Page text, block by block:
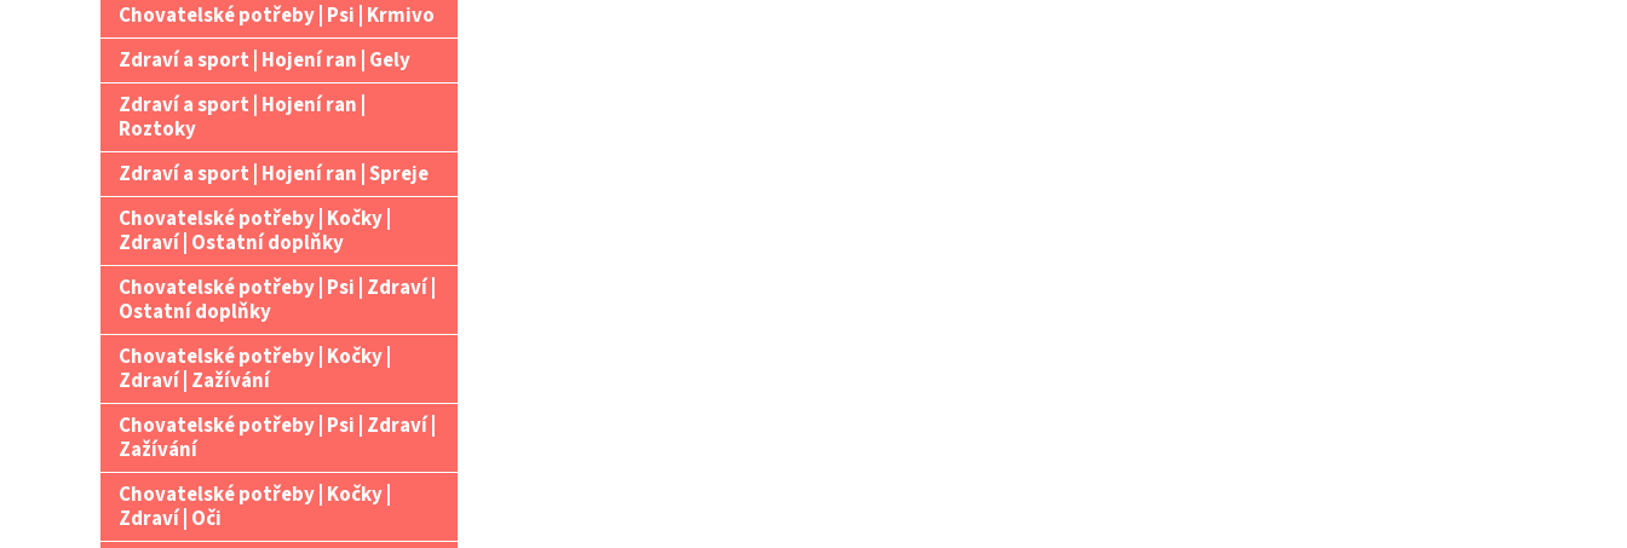
Chovatelské potřeby | Psi | Krmivo
Zdraví a sport | Hojení ran | Gely
Zdraví a sport | Hojení ran |
Roztoky
Zdraví a sport | Hojení ran | Spreje
Chovatelské potřeby | Kočky |
Zdraví | Ostatní doplňky
Chovatelské potřeby | Psi | Zdraví |
Ostatní doplňky
Chovatelské potřeby | Kočky |
Zdraví | Zažívání
Chovatelské potřeby | Psi | Zdraví |
Zažívání
Chovatelské potřeby | Kočky |
Zdraví | Oči